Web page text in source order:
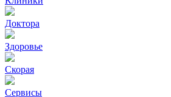
Доктора
Здоровье
Скорая
Сервисы